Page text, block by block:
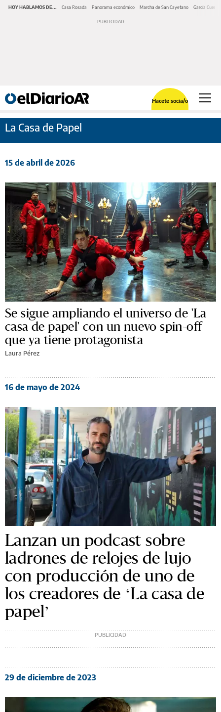
HOY HABLAMOS DE... Casa Rosada Panorama económico Marcha de San Cayetano García Cuerva
Hacete socia/o
La Casa de Papel
15 de abril de 2026
Se sigue ampliando el universo de 'La
casa de papel' con un nuevo spin-off
que ya tiene protagonista
Laura Pérez
16 de mayo de 2024
Lanzan un podcast sobre
ladrones de relojes de lujo
con producción de uno de
los creadores de ‘La casa de
papel’
29 de diciembre de 2023